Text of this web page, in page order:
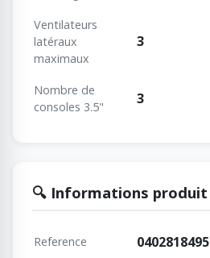
Ventilateurs
latéraux
maximaux
3
Nombre de
consoles 3.5"
3
🔍 Informations produit
Reference 0402818495